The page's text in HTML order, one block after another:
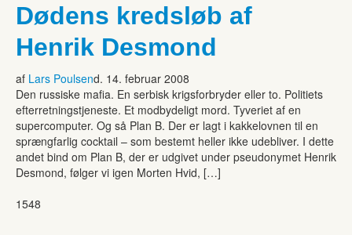
Dødens kredsløb af
Henrik Desmond
af Lars Poulsend. 14. februar 2008
Den russiske mafia. En serbisk krigsforbryder eller to. Politiets
efterretningstjeneste. Et modbydeligt mord. Tyveriet af en
supercomputer. Og så Plan B. Der er lagt i kakkelovnen til en
sprængfarlig cocktail – som bestemt heller ikke udebliver. I dette
andet bind om Plan B, der er udgivet under pseudonymet Henrik
Desmond, følger vi igen Morten Hvid, […]
1548